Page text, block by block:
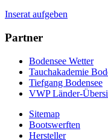
Inserat aufgeben
Partner
Bodensee Wetter
Tauchakademie
Tiefgang Bodensee
VWP Länder-
Sitemap
Bootswerften
Hersteller